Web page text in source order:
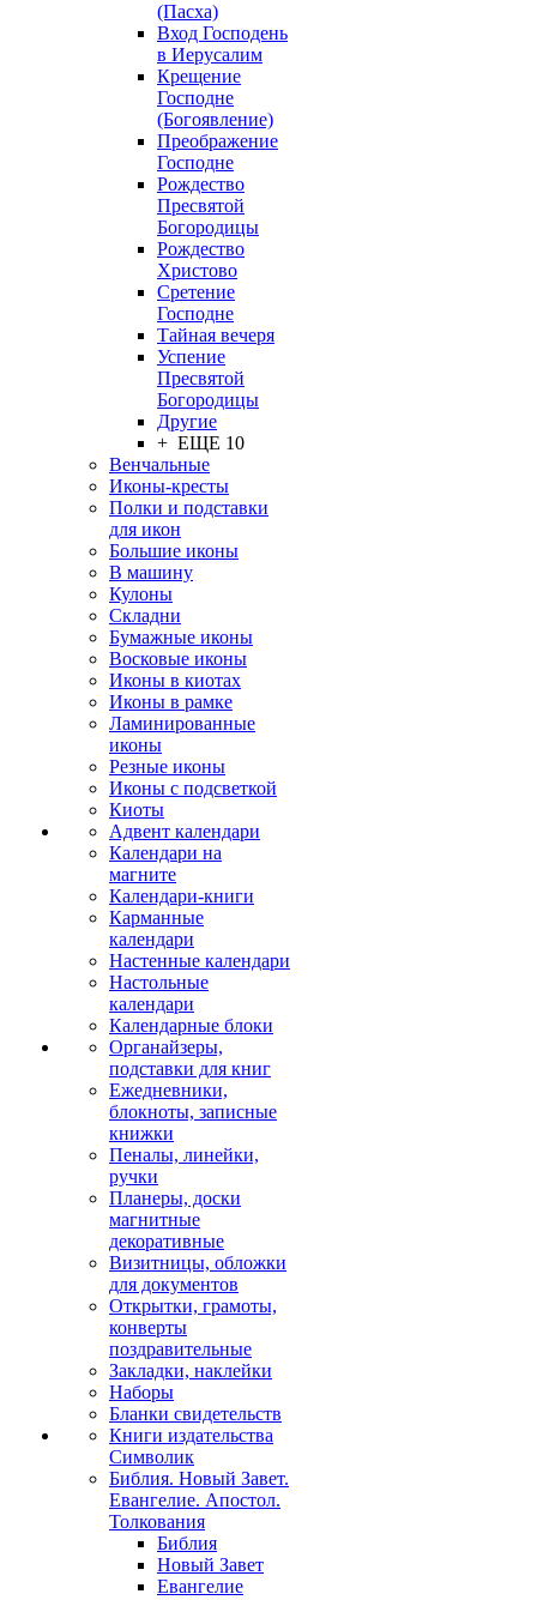
(Пасха)
Вход Господень
в Иерусалим
Крещение
Господне
(Богоявление)
Преображение
Господне
Рождество
Пресвятой
Богородицы
Рождество
Христово
Сретение
Господне
Тайная вечеря
Успение
Пресвятой
Богородицы
Другие
+ ЕЩЕ 10
Венчальные
Иконы-кресты
Полки и подставки
для икон
Большие иконы
В машину
Кулоны
Складни
Бумажные иконы
Восковые иконы
Иконы в киотах
Иконы в рамке
Ламинированные
иконы
Резные иконы
Иконы с подсветкой
Киоты
Адвент календари
Календари на
магните
Календари-книги
Карманные
календари
Настенные календари
Настольные
календари
Календарные блоки
Органайзеры,
подставки для книг
Ежедневники,
блокноты, записные
книжки
Пеналы, линейки,
ручки
Планеры, доски
магнитные
декоративные
Визитницы, обложки
для документов
Открытки, грамоты,
конверты
поздравительные
Закладки, наклейки
Наборы
Бланки свидетельств
Книги издательства
Символик
Библия. Новый Завет.
Евангелие. Апостол.
Толкования
Библия
Новый Завет
Евангелие